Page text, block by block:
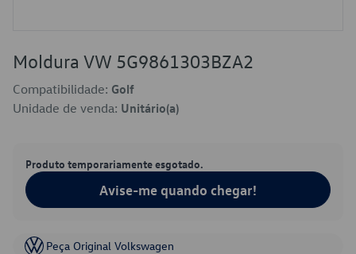
Moldura VW 5G9861303BZA2
Compatibilidade: Golf
Unidade de venda: Unitário(a)
Produto temporariamente esgotado.
Avise-me quando chegar!
Peça Original Volkswagen